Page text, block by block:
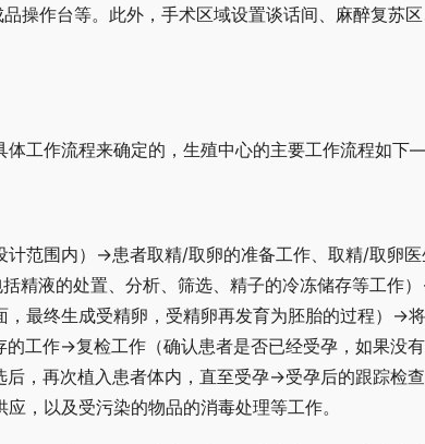
操作台等。此外，手术区域设置谈话间、麻醉复苏
体工作流程来确定的，生殖中心的主要工作流程如
计范围内）→患者取精/取卵的准备工作、取精/取卵
精液的处置、分析、筛选、精子的冷冻储存等工作
最终生成受精卵，受精卵再发育为胚胎的过程）→
工作→复检工作（确认患者是否已经受孕，如果没
，再次植入患者体内，直至受孕→受孕后的跟踪检
，以及受污染的物品的消毒处理等工作。